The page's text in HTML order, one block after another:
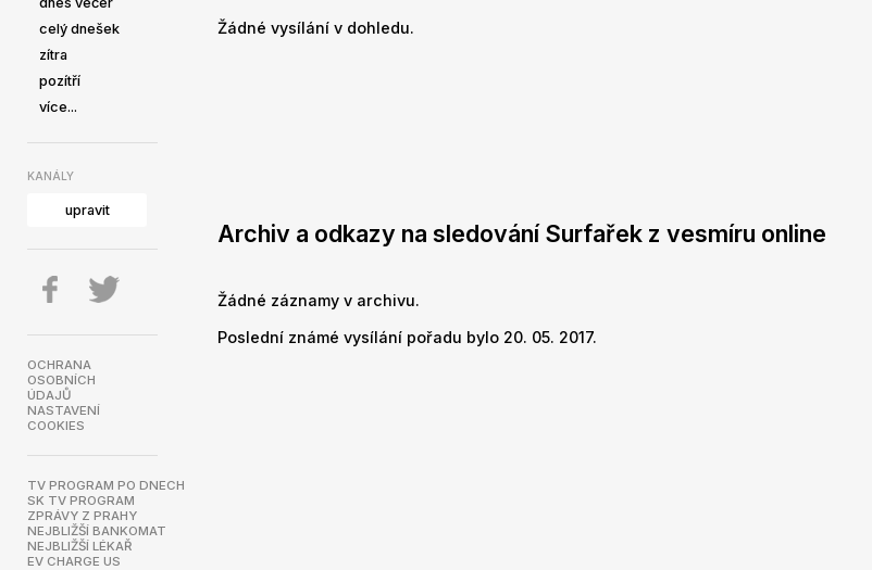
celý dnešek
zítra
pozítří
více...
KANÁLY
upravit
OCHRANA
OSOBNÍCH
ÚDAJŮ
NASTAVENÍ
COOKIES
TV PROGRAM PO DNECH
SK TV PROGRAM
ZPRÁVY Z PRAHY
NEJBLIŽŠÍ BANKOMAT
NEJBLIŽŠÍ LÉKAŘ
EV CHARGE US
Žádné vysílání v dohledu.
Archiv a odkazy na sledování Surfařek z vesmíru online
Žádné záznamy v archivu.
Poslední známé vysílání pořadu bylo 20. 05. 2017.